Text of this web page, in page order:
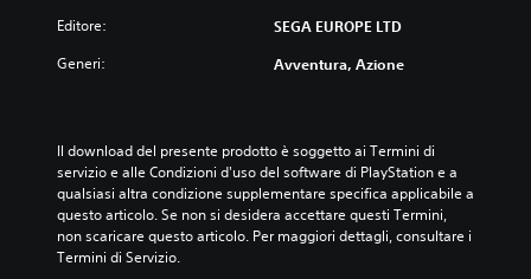
Editore: SEGA EUROPE LTD
Generi: Avventura, Azione
Il download del presente prodotto è soggetto ai Termini di
servizio e alle Condizioni d'uso del software di PlayStation e a
qualsiasi altra condizione supplementare specifica applicabile a
questo articolo. Se non si desidera accettare questi Termini,
non scaricare questo articolo. Per maggiori dettagli, consultare i
Termini di Servizio.